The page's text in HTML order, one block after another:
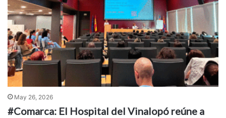
May 26, 2026
#Comarca: El Hospital del Vinalopó reúne a